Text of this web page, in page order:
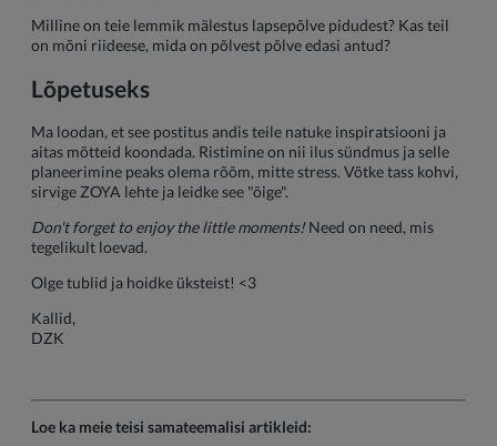
Milline on teie lemmik mälestus lapsepõlve pidudest? Kas teil
on mõni riideese, mida on põlvest põlve edasi antud?
Lõpetuseks
Ma loodan, et see postitus andis teile natuke inspiratsiooni ja
aitas mõtteid koondada. Ristimine on nii ilus sündmus ja selle
planeerimine peaks olema rõõm, mitte stress. Võtke tass kohvi,
sirvige ZOYA lehte ja leidke see "õige".
Don't forget to enjoy the little moments!Need on need, mis
tegelikult loevad.
Olge tublid ja hoidke üksteist! <3
Kallid,
DZK
Loe ka meie teisi samateemalisi artikleid: